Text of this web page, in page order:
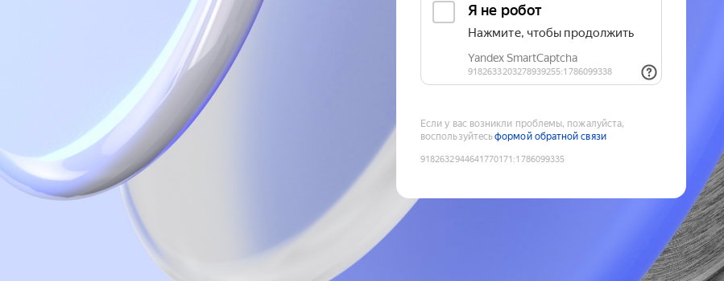
Если у вас возникли проблемы, пожалуйста,
воспользуйтесьформой обратной связи
9182632944641770171 :1786099335